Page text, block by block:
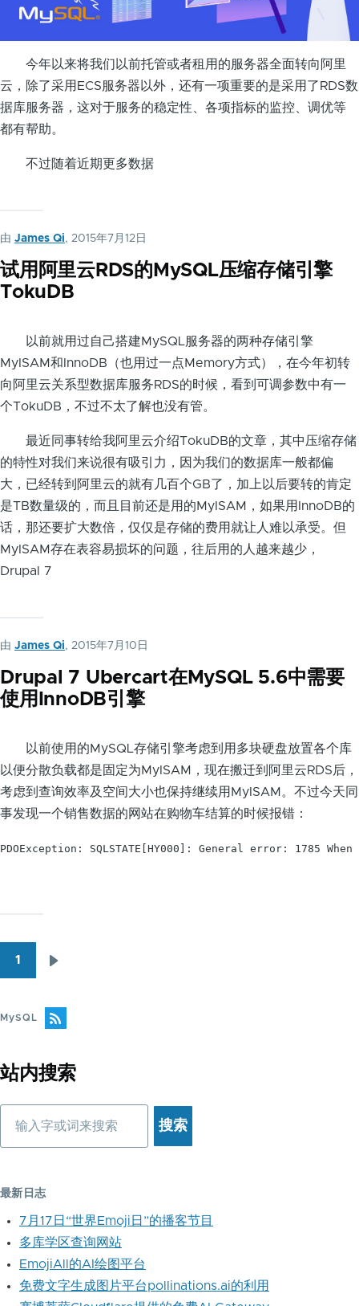
今年以来将我们以前托管或者租用的服务器全面转向阿里
云，除了采用ECS服务器以外，还有一项重要的是采用了RDS数
据库服务器，这对于服务的稳定性、各项指标的监控、调优等
都有帮助。
不过随着近期更多数据
由 James Qi, 2015年7月12日
试用阿里云RDS的MySQL压缩存储引擎
TokuDB
以前就用过自己搭建MySQL服务器的两种存储引擎
MyISAM和InnoDB（也用过一点Memory方式），在今年初转
向阿里云关系型数据库服务RDS的时候，看到可调参数中有一
个TokuDB，不过不太了解也没有管。
最近同事转给我阿里云介绍TokuDB的文章，其中压缩存储
的特性对我们来说很有吸引力，因为我们的数据库一般都偏
大，已经转到阿里云的就有几百个GB了，加上以后要转的肯定
是TB数量级的，而且目前还是用的MyISAM，如果用InnoDB的
话，那还要扩大数倍，仅仅是存储的费用就让人难以承受。但
MyISAM存在表容易损坏的问题，往后用的人越来越少，
Drupal 7
由 James Qi, 2015年7月10日
Drupal 7 Ubercart在MySQL 5.6中需要
使用InnoDB引擎
以前使用的MySQL存储引擎考虑到用多块硬盘放置各个库
以便分散负载都是固定为MyISAM，现在搬迁到阿里云RDS后，
考虑到查询效率及空间大小也保持继续用MyISAM。不过今天同
事发现一个销售数据的网站在购物车结算的时候报错：
PDOException: SQLSTATE[HY000]: General error: 1785
1
页
MySQL
站内搜索
最新日志
7月17日“世界Emoji日”的播客节目
多库学区查询网站
EmojiAll的AI绘图平台
免费文字生成图片平台pollinations.ai的利用